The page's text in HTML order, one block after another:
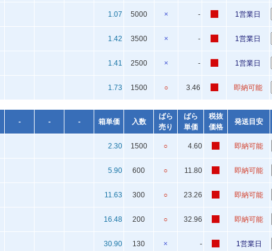
1.07 5000 × - 1営業日
1.42 3500 × - 1営業日
1.41 2500 × - 1営業日
1.73 1500 ○ 3.46 即納可能
- - - 箱単価 入数
ばら
売り
ばら
単価
税抜
価格
発送目安
2.30 1500 ○ 4.60 即納可能
5.90 600 ○ 11.80 即納可能
11.63 300 ○ 23.26 即納可能
16.48 200 ○ 32.96 即納可能
30.90 130 × - 1営業日